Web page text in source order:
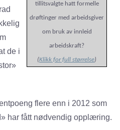
tillitsvalgte hatt formelle
drøftinger med arbeidsgiver
om bruk av innleid
arbeidskraft?
(Klikk for full størrelse)
de i
flere enn i 2012 som
har fått nødvendig opplæring.